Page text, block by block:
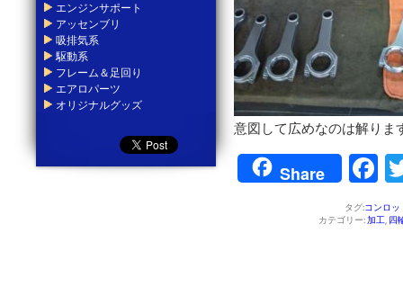
意図して広めなのは解りま
Share
タグ:コンロッ
カテゴリー:加工, 四
エンジンサポート
アッセンブリ
吸排気系
駆動系
フレーム＆足回り
エアロパーツ
オリジナルグッズ